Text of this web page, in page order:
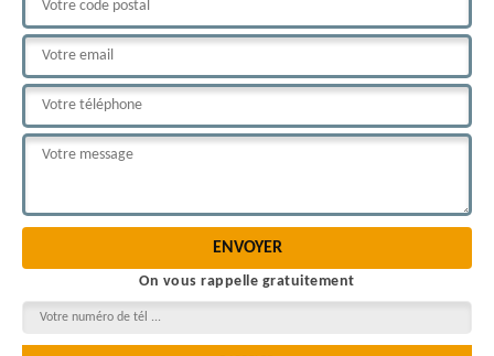
On vous rappelle gratuitement